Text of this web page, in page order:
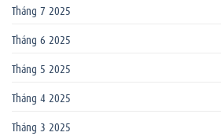
Tháng 7 2025
Tháng 6 2025
Tháng 5 2025
Tháng 4 2025
Tháng 3 2025